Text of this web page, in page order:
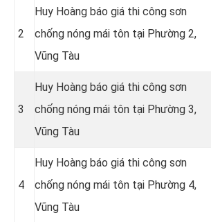
2
Huy Hoàng báo giá thi công sơn
chống nóng mái tôn tại Phường 2,
Vũng Tàu
3
Huy Hoàng báo giá thi công sơn
chống nóng mái tôn tại Phường 3,
Vũng Tàu
4
Huy Hoàng báo giá thi công sơn
chống nóng mái tôn tại Phường 4,
Vũng Tàu